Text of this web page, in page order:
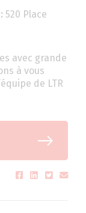
520 Place
avec grande
à vous
de LTR